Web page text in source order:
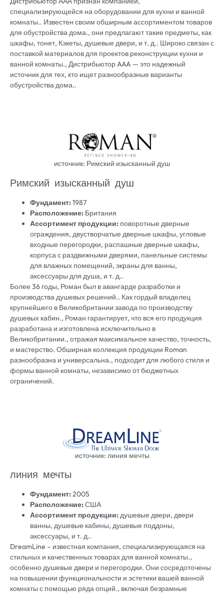
специализирующейся на оборудовании для кухни и ванной
комнаты.. Известен своим обширным ассортиментом товаров
для обустройства дома., они предлагают такие предметы, как
шкафы, тонет, Кэкеты, душевые двери, и т. д.. Широко связан с
поставкой материалов для проектов реконструкции кухни и
ванной комнаты., Дистрибьютор AAA — это надежный
источник для тех, кто ищет разнообразные варианты
обустройства дома..
источник: Римский изысканный душ
Римский изысканный душ
Фундамент:1987
Расположение: Британия
Ассортимент продукции: поворотные дверные
ограждения, двустворчатые дверные шкафы, угловые
входные перегородки, распашные дверные шкафы,
корпуса с раздвижными дверями, панельные системы
для влажных помещений, экраны для ванны,
аксессуары для душа, и т. д..
Более 36 годы, Роман был в авангарде разработки и
производства душевых решений.. Как гордый владелец
крупнейшего в Великобритании завода по производству
душевых кабин., Роман гарантирует, что вся его продукция
разработана и изготовлена ​​исключительно в
Великобритании., отражая максимальное качество, точность,
и мастерство. Обширная коллекция продукции Roman
разнообразна и универсальна., подходит для любого стиля и
формы ванной комнаты, независимо от бюджетных
ограничений.
источник: линия мечты
линия мечты
Фундамент:2005
Расположение:США
Ассортимент продукции:душевые двери, двери
ванны, душевые кабины, душевые поддоны,
аксессуары, и т. д..
DreamLine – известная компания, специализирующаяся на
стильных и качественных товарах для ванной комнаты.,
особенно душевые двери и перегородки. Они сосредоточены
на повышении функциональности и эстетики вашей ванной
комнаты с помощью ряда опций., включая безрамные